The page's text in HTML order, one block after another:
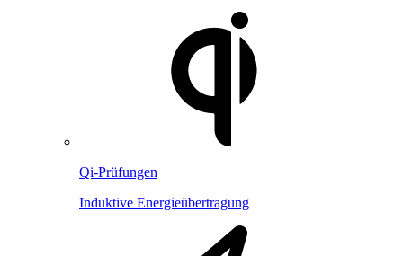
Qi-Prüfungen
Induktive Energieübertragung